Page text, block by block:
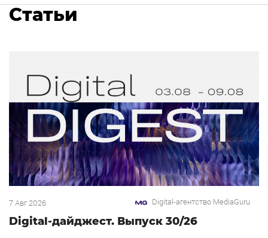
Статьи
7 Авг 2026 Digital-агентство MediaGuru
Digital-дайджест. Выпуск 30/26